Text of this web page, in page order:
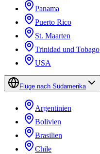
Panama
Puerto Rico
St. Maarten
Trinidad und Tobago
USA
Flüge nach Südamerika
Argentinien
Bolivien
Brasilien
Chile